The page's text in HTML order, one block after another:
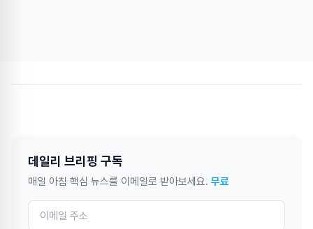
데일리 브리핑 구독
매일 아침 핵심 뉴스를 이메일로 받아보세요. 무료